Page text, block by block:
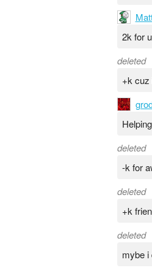
2k for
deleted
+k cuz
deleted
-k for
deleted
+k
deleted
mybe i